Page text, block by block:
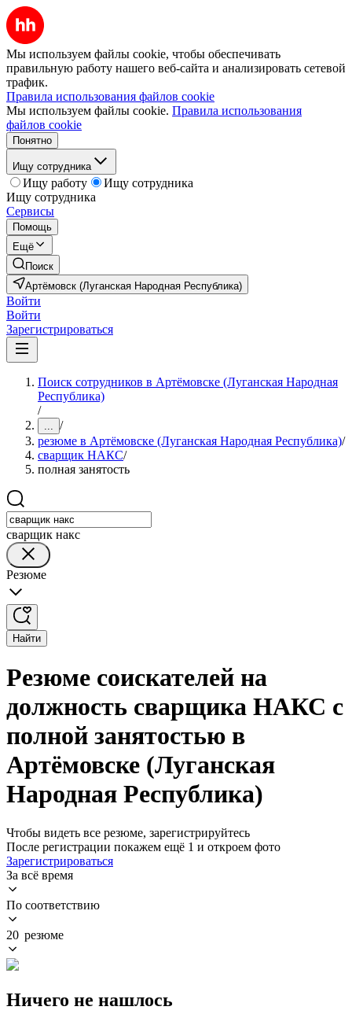
Мы используем файлы cookie, чтобы обеспечивать
правильную работу нашего веб-сайта и анализировать сетевой
трафик.
Правила использования файлов cookie
Мы используем файлы cookie. Правила использования
файлов cookie
Понятно
Ищу сотрудника
Ищу работу
Ищу сотрудника
Ищу сотрудника
Сервисы
Помощь
Ещё
Поиск
Артёмовск (Луганская Народная Республика)
Войти
Войти
Зарегистрироваться
Поиск сотрудников в Артёмовске (Луганская Народная
Республика)
/
... /
резюме в Артёмовске (Луганская Народная Республика)/
сварщик НАКС/
полная занятость
сварщик накс
Резюме
Найти
Резюме соискателей на
должность сварщика НАКС с
полной занятостью в
Артёмовске (Луганская
Народная Республика)
Чтобы видеть все резюме, зарегистрируйтесь
После регистрации покажем ещё 1 и откроем фото
Зарегистрироваться
За всё время
По соответствию
20 резюме
Ничего не нашлось